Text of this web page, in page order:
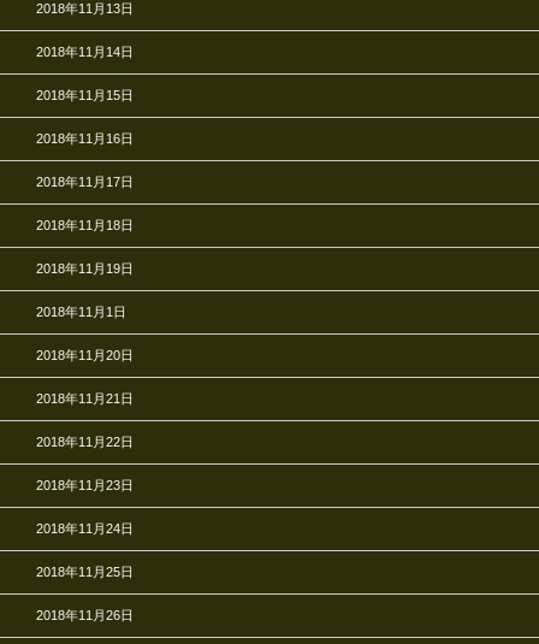
2018年11月13日
2018年11月14日
2018年11月15日
2018年11月16日
2018年11月17日
2018年11月18日
2018年11月19日
2018年11月1日
2018年11月20日
2018年11月21日
2018年11月22日
2018年11月23日
2018年11月24日
2018年11月25日
2018年11月26日